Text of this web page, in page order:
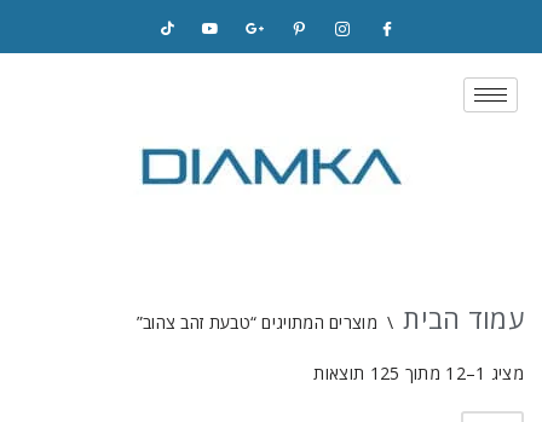
Skip
to
עמוד הבית \ מוצרים המתויגים “טבעת זהב צהוב”
מציג 1–12 מתוך 125 תוצאות